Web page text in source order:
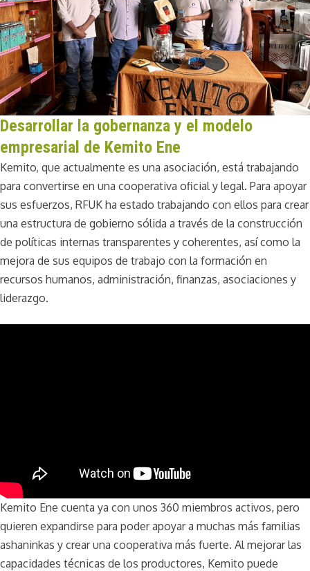
Desarrollar la gobernanza y el modelo
empresarial de Kemito Ene
Kemito, que actualmente es una asociación, está trabajando
para convertirse en una cooperativa oficial y legal. Para apoyar
sus esfuerzos, RFUK ha estado trabajando con ellos para crear
una estructura de gobierno sólida a través de la construcción
de políticas internas transparentes y coherentes, así como la
mejora de sus equipos de trabajo con la formación en
recursos humanos, administración, finanzas, asociaciones y
liderazgo.
Kemito Ene cuenta ya con unos 360 miembros activos, pero
quieren expandirse para poder apoyar a muchas más familias
ashaninkas y crear una cooperativa más fuerte. Al mejorar las
capacidades técnicas de los productores, Kemito puede